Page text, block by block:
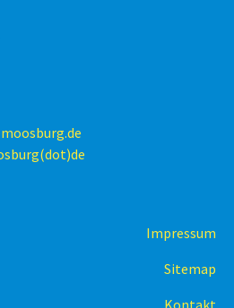
Impressum
Sitemap
Kontakt